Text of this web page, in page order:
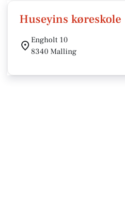
Huseyins køreskole
Engholt 10
8340 Malling